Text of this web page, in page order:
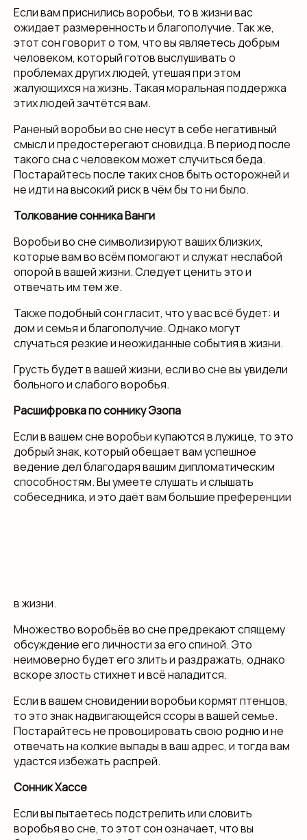
Если вам приснились воробьи, то в жизни вас
ожидает размеренность и благополучие. Так же,
этот сон говорит о том, что вы являетесь добрым
человеком, который готов выслушивать о
проблемах других людей, утешая при этом
жалующихся на жизнь. Такая моральная поддержка
этих людей зачтётся вам.
Раненый воробьи во сне несут в себе негативный
смысл и предостерегают сновидца. В период после
такого сна с человеком может случиться беда.
Постарайтесь после таких снов быть осторожней и
не идти на высокий риск в чём бы то ни было.
Толкование сонника Ванги
Воробьи во сне символизируют ваших близких,
которые вам во всём помогают и служат неслабой
опорой в вашей жизни. Следует ценить это и
отвечать им тем же.
Также подобный сон гласит, что у вас всё будет: и
дом и семья и благополучие. Однако могут
случаться резкие и неожиданные события в жизни.
Грусть будет в вашей жизни, если во сне вы увидели
больного и слабого воробья.
Расшифровка по соннику Эзопа
Если в вашем сне воробьи купаются в лужице, то это
добрый знак, который обещает вам успешное
ведение дел благодаря вашим дипломатическим
способностям. Вы умеете слушать и слышать
собеседника, и это даёт вам большие преференции
в жизни.
Множество воробьёв во сне предрекают спящему
обсуждение его личности за его спиной. Это
неимоверно будет его злить и раздражать, однако
вскоре злость стихнет и всё наладится.
Если в вашем сновидении воробьи кормят птенцов,
то это знак надвигающейся ссоры в вашей семье.
Постарайтесь не провоцировать свою родню и не
отвечать на колкие выпады в ваш адрес, и тогда вам
удастся избежать распрей.
Сонник Хассе
Если вы пытаетесь подстрелить или словить
воробья во сне, то этот сон означает, что вы